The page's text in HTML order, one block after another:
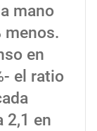
mano
menos.
en
el ratio
2,1 en